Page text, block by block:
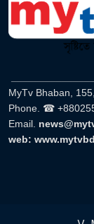
MyTv Bhaban,
Phone. ☎
Email.
web: